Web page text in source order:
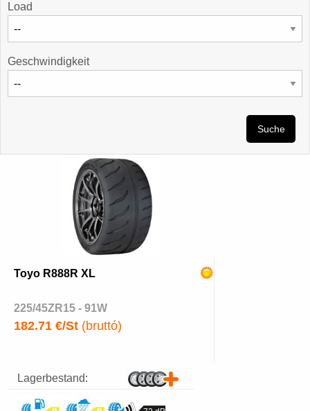
Load
Geschwindigkeit
Suche
Toyo R888R XL
225/45ZR15 - 91W
182.71 €/St (bruttó)
Lagerbestand: